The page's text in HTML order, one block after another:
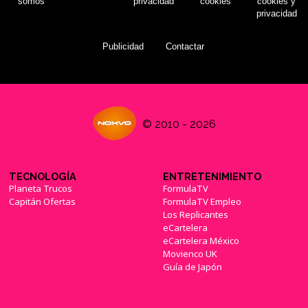
privacidad
Publicidad Contactar
© 2010 - 2026
TECNOLOGÍA
Planeta Trucos
Capitán Ofertas
ENTRETENIMIENTO
FormulaTV
FormulaTV Empleo
Los Replicantes
eCartelera
eCartelera México
Movienco UK
Guía de Japón